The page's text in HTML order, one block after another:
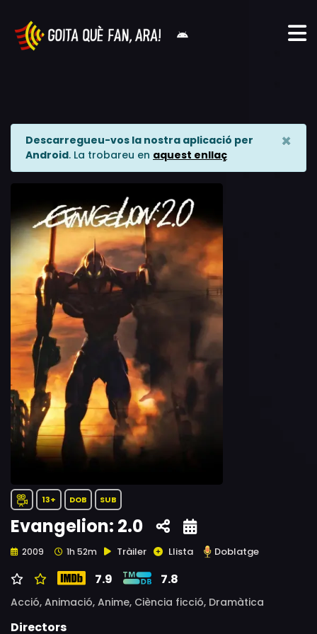
Descarregueu-vos la nostra aplicació per
Android. La trobareu en aquest enllaç
×
13+ DOB SUB
Evangelion: 2.0
2009 1h 52m Tràiler Llista Doblatge
7.9 7.8
Acció, Animació, Anime, Ciència ficció, Dramàtica
Directors